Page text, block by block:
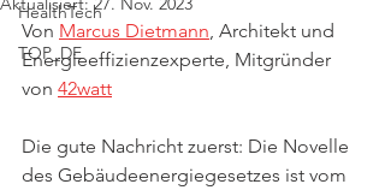
HealthTech
TOP_DE
Von Marcus Dietmann, Architekt und
Energieeffizienzexperte, Mitgründer
von 42watt
Die gute Nachricht zuerst: Die Novelle
des Gebäudeenergiegesetzes ist vom